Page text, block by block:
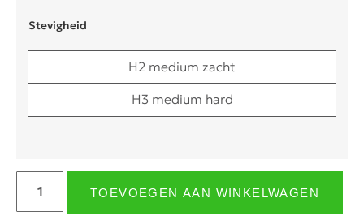
Stevigheid
H2 medium zacht
H3 medium hard
TOEVOEGEN AAN WINKELWAGEN